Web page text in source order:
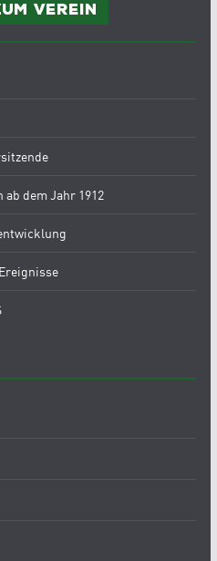
Verein
dem Jahr 1912